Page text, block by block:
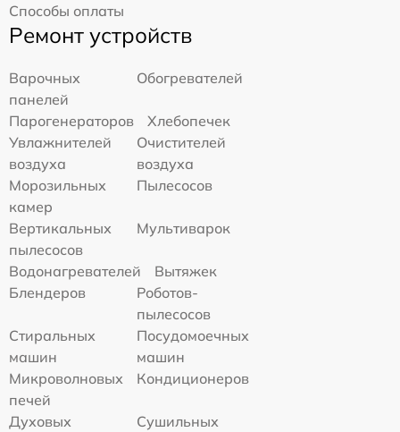
Способы оплаты
Ремонт устройств
Варочных
панелей
Обогревателей
Парогенераторов
Хлебопечек
Увлажнителей
воздуха
Очистителей
воздуха
Морозильных
камер
Пылесосов
Вертикальных
пылесосов
Мультиварок
Водонагревателей
Вытяжек
Блендеров
Роботов-
пылесосов
Стиральных
машин
Посудомоечных
машин
Микроволновых
печей
Кондиционеров
Духовых
Сушильных